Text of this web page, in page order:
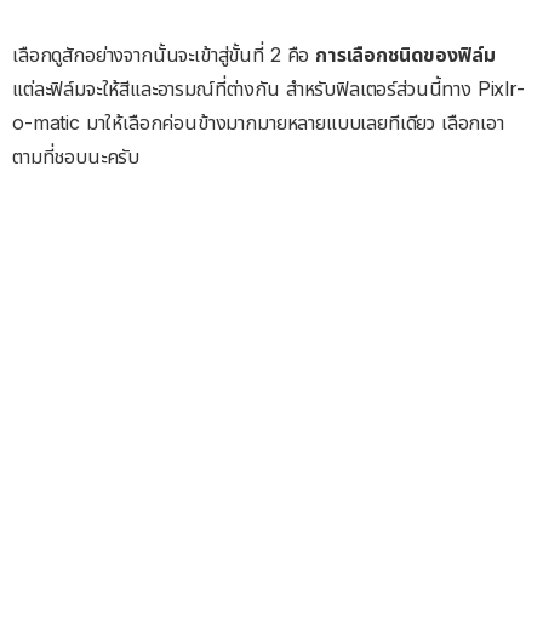
เลือกดูสักอย่างจากนั้นจะเข้าสู่ขั้นที่ 2 คือ การเลือกชนิดของฟิล์ม
แต่ละฟิล์มจะให้สีและอารมณ์ที่ต่างกัน สำหรับฟิลเตอร์ส่วนนี้ทาง Pixlr-
o-matic มาให้เลือกค่อนข้างมากมายหลายแบบเลยทีเดียว เลือกเอา
ตามที่ชอบนะครับ